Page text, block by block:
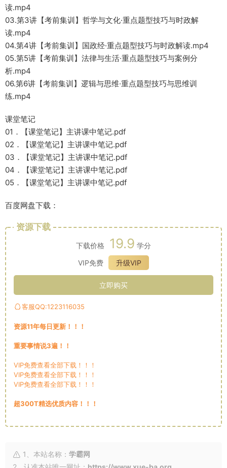
读.mp4
03.第3讲【考前集训】哲学与文化·重点题型技巧与时政解
读.mp4
04.第4讲【考前集训】国政经·重点题型技巧与时政解读.mp4
05.第5讲【考前集训】法律与生活·重点题型技巧与案例分
析.mp4
06.第6讲【考前集训】逻辑与思维·重点题型技巧与思维训
练.mp4
课堂笔记
01．【课堂笔记】主讲课中笔记.pdf
02．【课堂笔记】主讲课中笔记.pdf
03．【课堂笔记】主讲课中笔记.pdf
04．【课堂笔记】主讲课中笔记.pdf
05．【课堂笔记】主讲课中笔记.pdf
百度网盘下载：
资源下载
下载价格 19.9 学分
VIP免费
升级VIP
立即购买
客服QQ:1223116035
资源11年每日更新！！！
重要事情说3遍！！
VIP免费查看全部下载！！！
VIP免费查看全部下载！！！
VIP免费查看全部下载！！！
超300T精选优质内容！！！
1、本站名称： 学霸网